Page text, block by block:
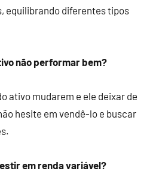
equilibrando diferentes tipos
não performar bem?
ativo mudarem e ele deixar de
hesite em vendê-lo e buscar
em renda variável?